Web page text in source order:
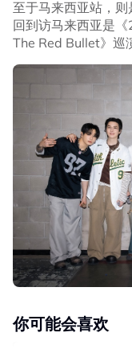
至于马来西亚站，
回到访马来西亚是
The Red Bullet》巡
你可能会喜欢